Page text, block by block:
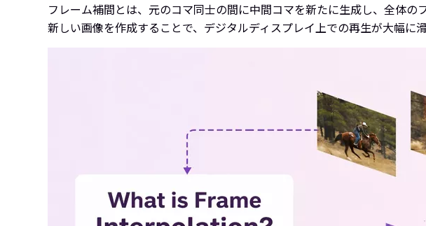
フレーム補間とは、元のコマ同士の間に中間コマを新たに生成し、全体
新しい画像を作成することで、デジタルディスプレイ上での再生が大幅に